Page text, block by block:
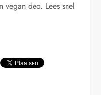
vegan deo. Lees snel